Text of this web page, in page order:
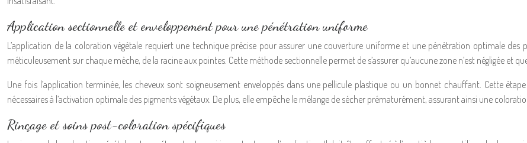
Application sectionnelle et enveloppement pour une pénétration uniforme
L’application de la coloration végétale requiert une technique précise pour assurer une couverture uniforme et une pénétration optimale des
méticuleusement sur chaque mèche, de la racine aux pointes. Cette méthode sectionnelle permet de s’assurer qu’aucune zone n’est négligée et
Une fois l’application terminée, les cheveux sont soigneusement enveloppés dans une pellicule plastique ou un bonnet chauffant. Cette
nécessaires à l’activation optimale des pigments végétaux. De plus, elle empêche le mélange de sécher prématurément, assurant ainsi une
Rinçage et soins post-coloration spécifiques